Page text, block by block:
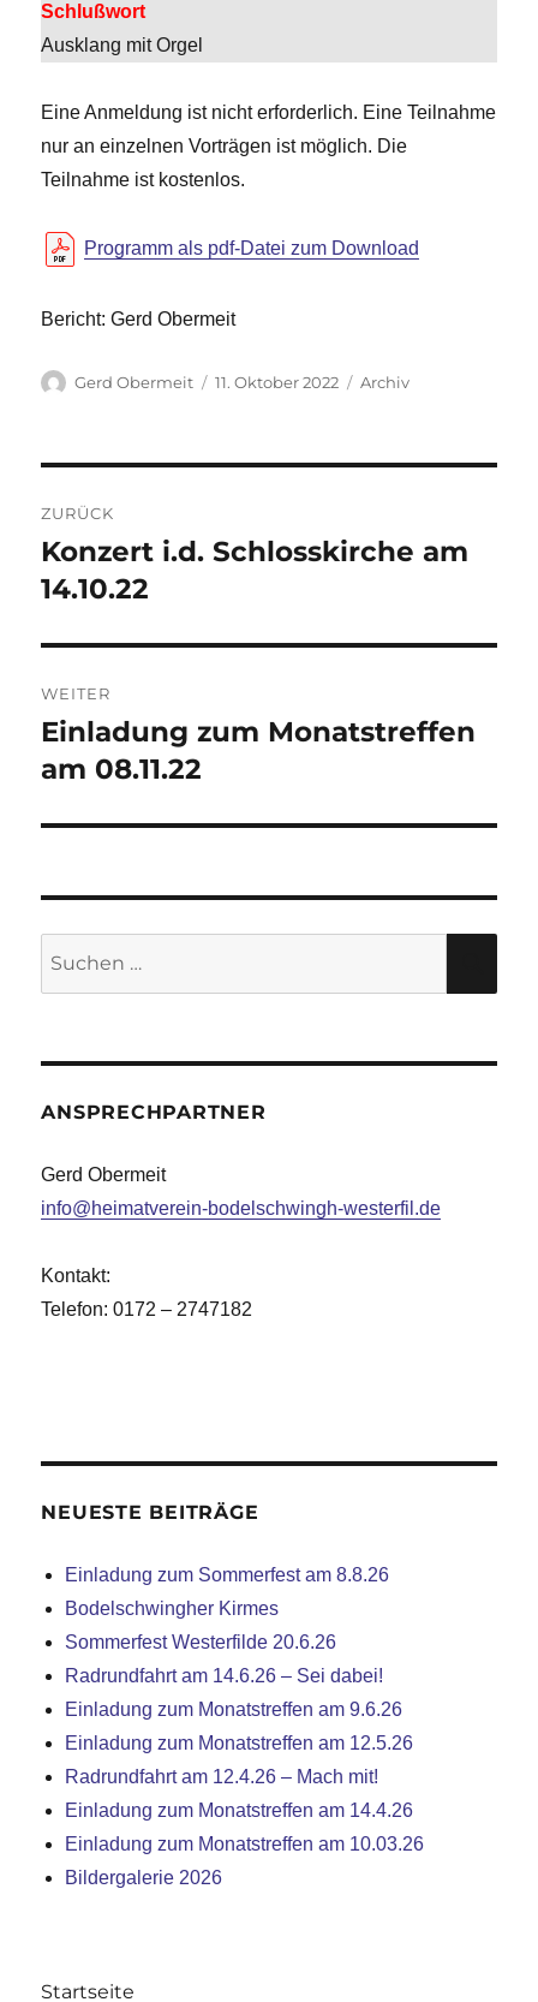
Schlußwort
Ausklang mit Orgel
Eine Anmeldung ist nicht erforderlich. Eine Teilnahme
nur an einzelnen Vorträgen ist möglich. Die
Teilnahme ist kostenlos.
Programm als pdf-Datei zum Download
Bericht: Gerd Obermeit
Autor
Gerd Obermeit
Veröffentlicht
11. Oktober 2022 Kategorien
Archiv
ZURÜCK
Vorheriger
Beitrag:
Konzert i.d. Schlosskirche am
14.10.22
WEITER
Nächster
Beitrag:
Einladung zum Monatstreffen
am 08.11.22
ANSPRECHPARTNER
Gerd Obermeit
info@heimatverein-bodelschwingh-westerfil.de
Kontakt:
Telefon: 0172 – 2747182
NEUESTE BEITRÄGE
Einladung zum Sommerfest am 8.8.26
Bodelschwingher Kirmes
Sommerfest Westerfilde 20.6.26
Radrundfahrt am 14.6.26 – Sei dabei!
Einladung zum Monatstreffen am 9.6.26
Einladung zum Monatstreffen am 12.5.26
Radrundfahrt am 12.4.26 – Mach mit!
Einladung zum Monatstreffen am 14.4.26
Einladung zum Monatstreffen am 10.03.26
Bildergalerie 2026
Startseite